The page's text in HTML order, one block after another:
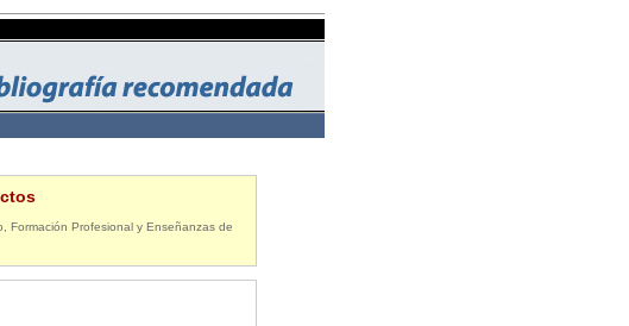
Formación Profesional y Enseñanzas de